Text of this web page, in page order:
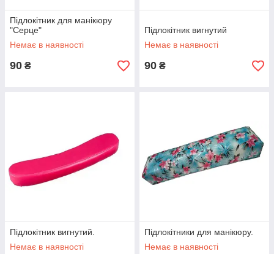
Підлокітник для манікюру
"Серце"
Немає в наявності
90 ₴
Підлокітник вигнутий
Немає в наявності
90 ₴
Підлокітник вигнутий.
Немає в наявності
Підлокітники для манікюру.
Немає в наявності